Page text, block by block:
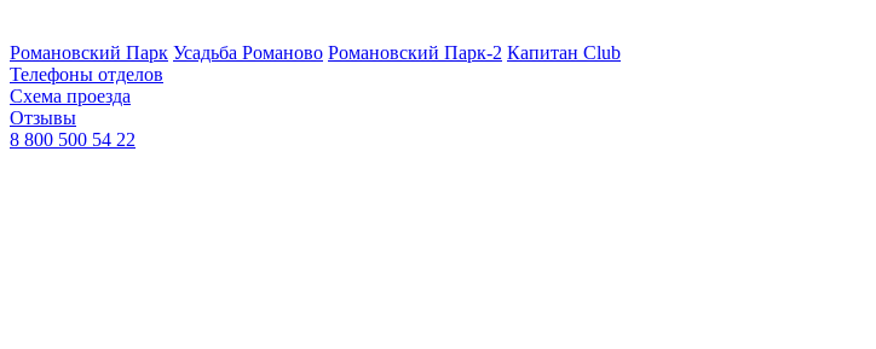
Романовский Парк Усадьба Романово Романовский Парк-2 Капитан Club
Телефоны отделов
Схема проезда
Отзывы
8 800 500 54 22